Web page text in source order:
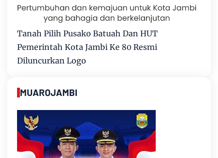
Tanah Pilih Pusako Batuah Dan HUT
Pemerintah Kota Jambi Ke 80 Resmi
Diluncurkan Logo
MUAROJAMBI